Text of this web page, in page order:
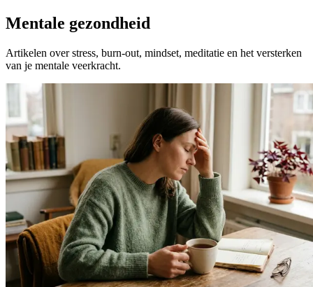
Mentale gezondheid
Artikelen over stress, burn-out, mindset, meditatie en het versterken
van je mentale veerkracht.